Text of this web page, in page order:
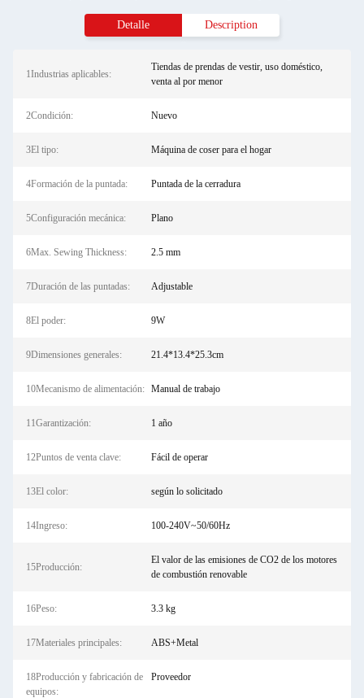
Detalle Description
1Industrias aplicables:
Tiendas de prendas de vestir, uso doméstico,
venta al por menor
2Condición: Nuevo
3El tipo: Máquina de coser para el hogar
4Formación de la puntada: Puntada de la cerradura
5Configuración mecánica: Plano
6Max. Sewing Thickness: 2.5 mm
7Duración de las puntadas: Adjustable
8El poder: 9W
9Dimensiones generales: 21.4*13.4*25.3cm
10Mecanismo de alimentación: Manual de trabajo
11Garantización: 1 año
12Puntos de venta clave: Fácil de operar
13El color: según lo solicitado
14Ingreso: 100-240V~50/60Hz
15Producción:
El valor de las emisiones de CO2 de los motores
de combustión renovable
16Peso: 3.3 kg
17Materiales principales: ABS+Metal
18Producción y fabricación de
equipos:
Proveedor